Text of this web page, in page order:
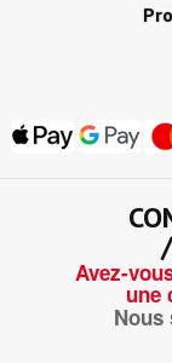
Avez-
une
Nous